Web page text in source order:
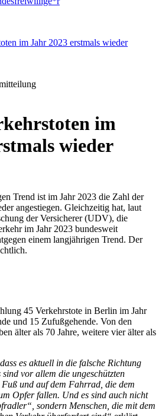
im Jahr 2023 erstmals wieder
im
wieder
Trend ist im Jahr 2023 die Zahl der
angestiegen. Gleichzeitig hat, laut
der Versicherer (UDV), die
im Jahr 2023 bundesweit
einem langjährigen Trend. Der
45 Verkehrstote in Berlin im Jahr
und 15 Zufußgehende. Von den
älter als 70 Jahre, weitere vier älter als
es aktuell in die falsche Richtung
vor allem die ungeschützten
Fuß und auf dem Fahrrad, die dem
Opfer fallen. Und es sind auch nicht
sondern Menschen, die mit dem